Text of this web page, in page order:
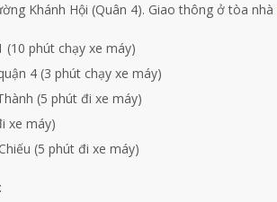
Khánh Hội (Quân 4). Giao thông ở tòa nhà
phút chạy xe máy)
4 (3 phút chạy xe máy)
(5 phút đi xe máy)
xe máy)
(5 phút đi xe máy)